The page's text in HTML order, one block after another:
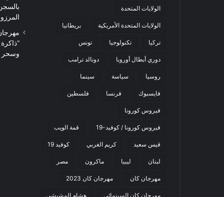
الولايات المتحدة
الولايات المتحدة الأمريكية بريطانيا
تركيا تكنولوجيا تونس
دوري أبطال أوروبا دونالد ترامب
روسيا سياسة سينما
فايسبوك فرنسا فلسطين
فيروس كورونا
فيروس كورونا / كوفيد-19 قمة الويب
قيس سعيد كريم الغربي كوفيد 19
لبنان ليبيا ماكرون مصر
مهرجان كان مهرجان كان 2023
مهرجان كان السينمائي هشام المشيشي
وسحر